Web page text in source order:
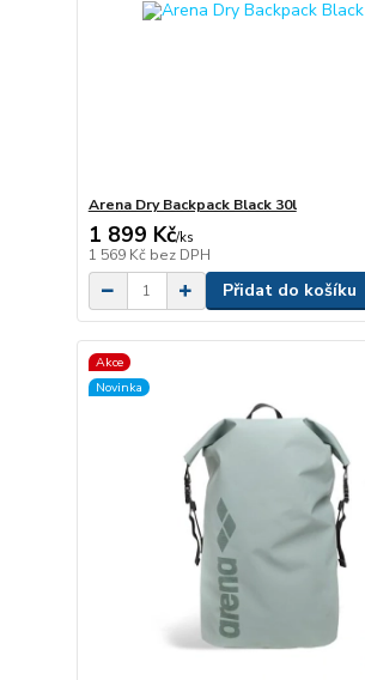
Arena Dry Backpack Black 30l
1 899 Kč/ks
1 569 Kč bez DPH
Přidat do košíku
Akce
Novinka